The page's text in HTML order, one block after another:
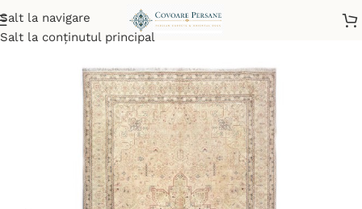
Salt la navigare
Salt la conținutul principal
Prima pagină/Covoare lucrate manual